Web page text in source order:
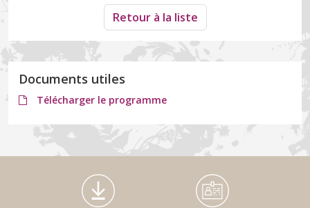
Retour à la liste
Documents utiles
Télécharger le programme
Médiathèque Footer